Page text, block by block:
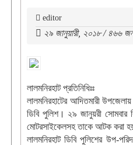
editor
২৯ জানুয়ারী, ২০১৮ / ৪৬৬
লালমনিরহাট প্রতিনিধিঃঃ
লালমনিরহাটের আদিতমারী
ডিবি পুলিশ। ২৯ জানুয়রী
মোটরসাইকেলসহ তাকে আটক করা
লালমনিরহাট ডিবি পুলিশের উপ-